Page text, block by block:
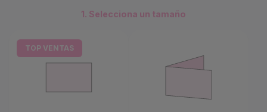
1. Selecciona un tamaño
TOP VENTAS